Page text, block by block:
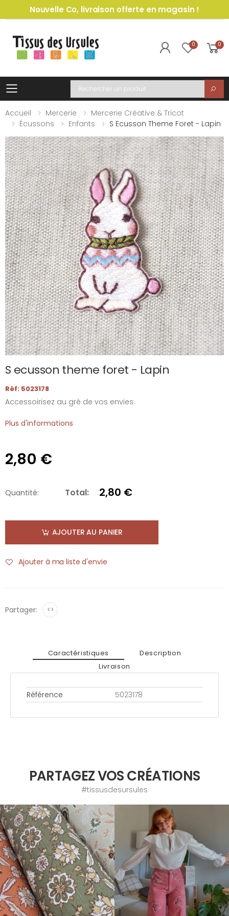
Nouvelle Co, livraison offerte en magasin !
0 0
Toggle mobile menu
Recherche
Accueil
Mercerie
Mercerie Créative & Tricot
Écussons
Enfants S Ecusson Theme Foret - Lapin
S ecusson theme foret - Lapin
Réf: 5023178
Accessoirisez au gré de vos envies.
Plus d'informations
2,80 €
Quantité: Total: 2,80 €
AJOUTER AU PANIER
Ajouter à ma liste d'envie
Partager: <>
Caractéristiques
Description
Livraison
Référence 5023178
PARTAGEZ VOS CRÉATIONS
#tissusdesursules